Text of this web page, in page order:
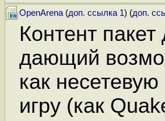
OpenArena (доп. ссылка 1) (доп.
Контент
дающий
как
игру (как